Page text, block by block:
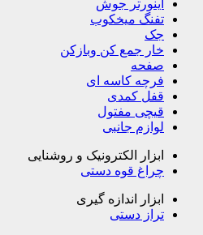
اینورتر جوش
تفنگ میخکوب
جک
خار جمع کن وبازکن
صفحه
فرچه کاسه ای
قفل کمدی
قیچی مفتول
لوازم جانبی
ابزار الکترونیک و روشنایی
چراغ قوه دستی
ابزار اندازه گیری
تراز دستی